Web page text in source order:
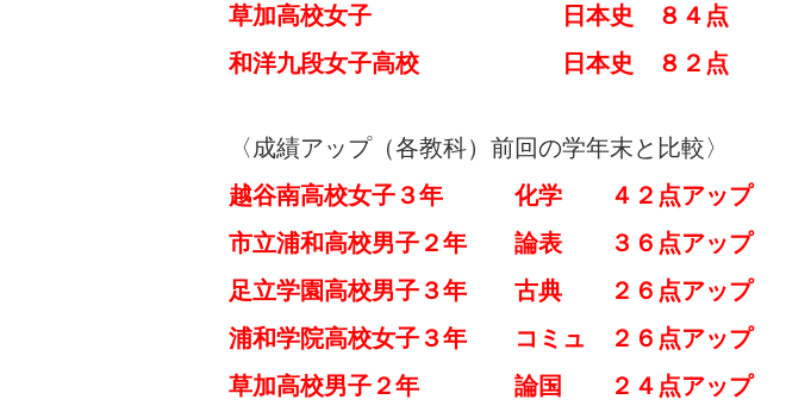
草加高校女子 日本史 ８４点
和洋九段女子高校 日本史 ８２点
〈成績アップ（各教科）前回の学年末と比較〉
越谷南高校女子３年 化学 ４２点アップ
市立浦和高校男子２年 論表 ３６点アップ
足立学園高校男子３年 古典 ２６点アップ
浦和学院高校女子３年 コミュ ２６点アップ
草加高校男子２年 論国 ２４点アップ